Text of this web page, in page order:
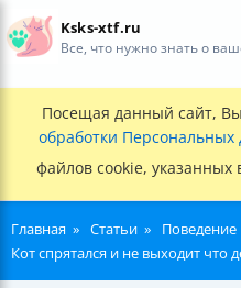
Ksks-xtf.ru
Все, что нужно знать о
Посещая данный сайт,
обработки Персональных
файлов cookie, указанных
Главная Статьи
Кот спрятался и не выходит что